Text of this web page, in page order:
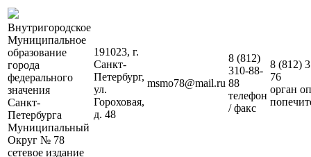
Внутригородское
Муниципальное
образование
города
федерального
значения
Санкт-
Петербурга
Муниципальный
Округ № 78
сетевое издание
191023, г.
Санкт-
Петербург,
ул.
Гороховая,
д. 48
msmo78@mail.ru
8 (812)
310-88-
88
телефон
/ факс
8 (812)
76
орган